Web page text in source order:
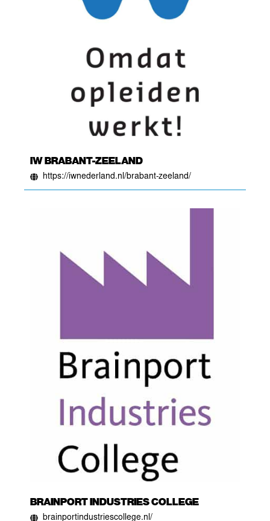
IW BRABANT-ZEELAND
https://iwnederland.nl/brabant-zeeland/
BRAINPORT INDUSTRIES COLLEGE
brainportindustriescollege.nl/